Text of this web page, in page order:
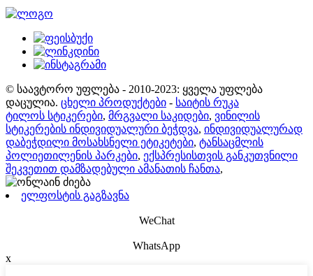
© საავტორო უფლება - 2010-2023: ყველა უფლება
დაცულია. ცხელი პროდუქტები - საიტის რუკა
ტილოს სტიკერები, მრგვალი საკიდები, ვინილის
სტიკერების ინდივიდუალური ბეჭდვა, ინდივიდუალურად
დაბეჭდილი მოსახსნელი ეტიკეტები, ტანსაცმლის
პოლიეთილენის პარკები, ექსპრესისთვის განკუთვნილი
შეკვეთით დამზადებული ამანათის ჩანთა,
ელფოსტის გაგზავნა
WeChat
WhatsApp
x